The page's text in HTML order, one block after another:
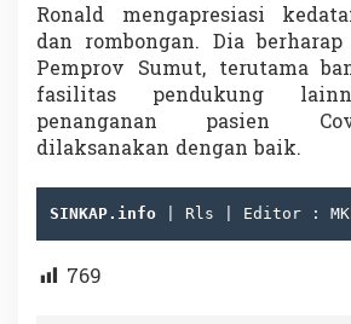
Ronald mengapresiasi
dan rombongan. Dia
Pemprov Sumut, terutama
fasilitas pendukung
penanganan pasien
dilaksanakan dengan baik.
SINKAP.info | Rls | Editor :
769